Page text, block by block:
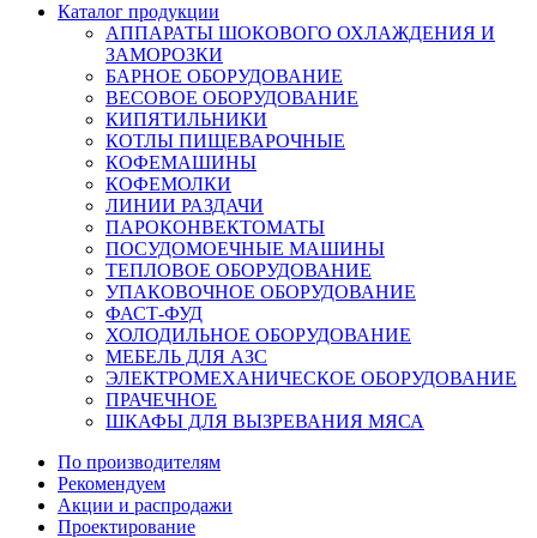
Каталог продукции
АППАРАТЫ ШОКОВОГО ОХЛАЖДЕНИЯ И
ЗАМОРОЗКИ
БАРНОЕ ОБОРУДОВАНИЕ
ВЕСОВОЕ ОБОРУДОВАНИЕ
КИПЯТИЛЬНИКИ
КОТЛЫ ПИЩЕВАРОЧНЫЕ
КОФЕМАШИНЫ
КОФЕМОЛКИ
ЛИНИИ РАЗДАЧИ
ПАРОКОНВЕКТОМАТЫ
ПОСУДОМОЕЧНЫЕ МАШИНЫ
ТЕПЛОВОЕ ОБОРУДОВАНИЕ
УПАКОВОЧНОЕ ОБОРУДОВАНИЕ
ФАСТ-ФУД
ХОЛОДИЛЬНОЕ ОБОРУДОВАНИЕ
МЕБЕЛЬ ДЛЯ АЗС
ЭЛЕКТРОМЕХАНИЧЕСКОЕ ОБОРУДОВАНИЕ
ПРАЧЕЧНОЕ
ШКАФЫ ДЛЯ ВЫЗРЕВАНИЯ МЯСА
По производителям
Рекомендуем
Акции и распродажи
Проектирование